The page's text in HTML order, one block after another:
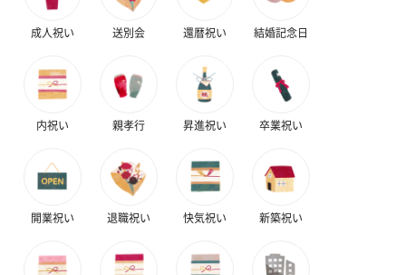
ゼリーバウム カット
（レモン＆紅茶）（432
円）
麦わらパンダバウム
（バナナ味）（540円）
成人祝い 送別会 還暦祝い 結婚記念日
内祝い 親孝行 昇進祝い 卒業祝い
開業祝い 退職祝い 快気祝い 新築祝い